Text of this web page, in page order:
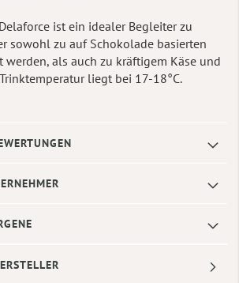
ist ein idealer Begleiter zu
sowohl zu auf Schokolade basierten
werden, als auch zu kräftigem Käse und
liegt bei 17-18°C.